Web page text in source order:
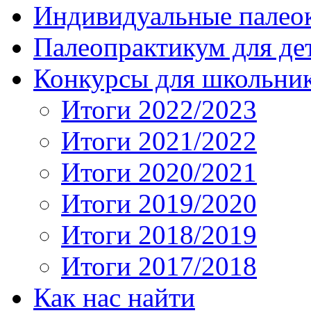
Индивидуальные
Палеопрактикум для
Конкурсы для
Итоги 2022/2023
Итоги 2021/2022
Итоги 2020/2021
Итоги 2019/2020
Итоги 2018/2019
Итоги 2017/2018
Как нас найти